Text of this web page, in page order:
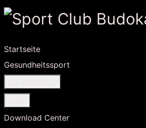
Startseite
Gesundheitssport
Download Center